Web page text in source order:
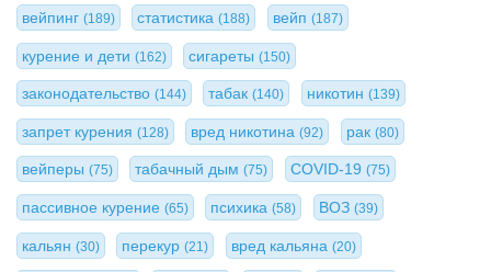
вейпинг (189) статистика(188) вейп (187)
курение и дети (162) сигареты(150)
законодательство (144) табак(140) никотин (139)
запрет курения (128) вред никотина(92) рак (80)
вейперы (75) табачный дым(75) COVID-19 (75)
пассивное курение (65) психика(58) ВОЗ (39)
кальян (30) перекур(21) вред кальяна (20)